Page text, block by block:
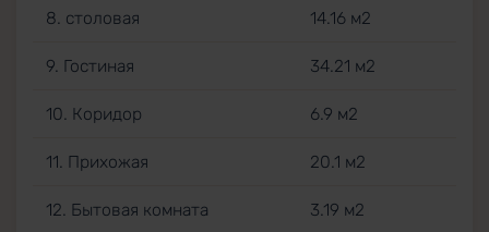
8. столовая 14.16 м2
9. Гостиная 34.21 м2
10. Коридор 6.9 м2
11. Прихожая 20.1 м2
12. Бытовая комната 3.19 м2